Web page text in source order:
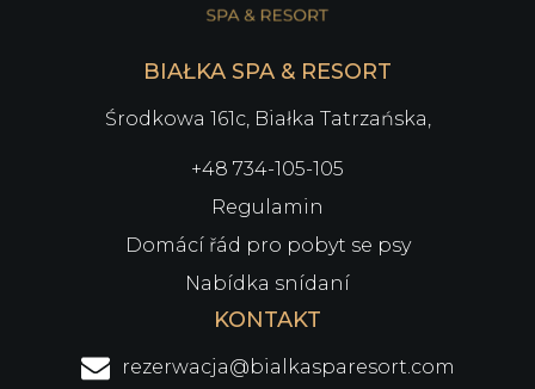
BIAŁKA SPA & RESORT
Środkowa 161c, Białka Tatrzańska,
+48 734-105-105
Regulamin
Domácí řád pro pobyt se psy
Nabídka snídaní
KONTAKT
rezerwacja@bialkasparesort.com